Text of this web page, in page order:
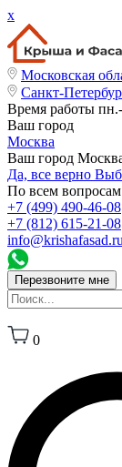
x
Московская
Санкт-
Время работы
Ваш город
Москва
Ваш город
Да, все верно
По всем
+7 (499) 490-46-08
+7 (812) 615-21-08
info@krishafasad.ru
Перезвоните мне
0